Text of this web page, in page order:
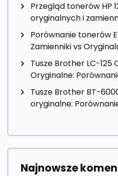
Przegląd tonerów HP
oryginalnych i
Porównanie tonerów
Zamienniki vs
Tusze Brother LC-125
Oryginalne:
Tusze Brother BT-
oryginalne:
Najnowsze